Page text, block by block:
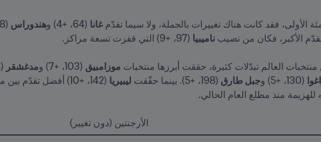
الأولى، فقد كانت هناك تغييرات بالجملة، ولا سيما تقدّم غانا (64، +4) و هندوراس (78، +4) و
ناميبيا
العالم تبدّلات كثيرة، حققت أبرزها منتخبات موزامبيق (103، +7) و مدغشقر (104، +5) و
(130، +5) و جبل طارق (198، +5). بينما حقّقت ليبيريا
منذ مطلع العام الحالي.
الأرجنتين (دون تغيير)